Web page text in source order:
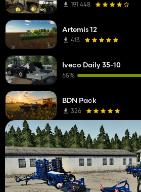
191 448
Artemis 12
413
Iveco Daily 35-10
65%
BDN Pack
326